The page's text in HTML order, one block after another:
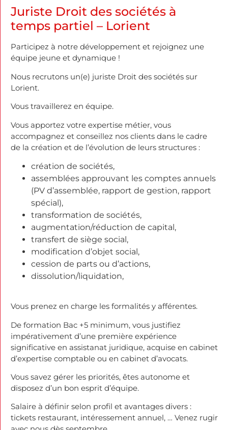
Juriste Droit des sociétés à
temps partiel – Lorient
Participez à notre développement et rejoignez une
équipe jeune et dynamique !
Nous recrutons un(e) juriste Droit des sociétés sur
Lorient.
Vous travaillerez en équipe.
Vous apportez votre expertise métier, vous
accompagnez et conseillez nos clients dans le cadre
de la création et de l’évolution de leurs structures :
création de sociétés,
assemblées approuvant les comptes annuels
(PV d’assemblée, rapport de gestion, rapport
spécial),
transformation de sociétés,
augmentation/réduction de capital,
transfert de siège social,
modification d’objet social,
cession de parts ou d’actions,
dissolution/liquidation,
Vous prenez en charge les formalités y afférentes.
De formation Bac +5 minimum, vous justifiez
impérativement d’une première expérience
significative en assistanat juridique, acquise en cabinet
d’expertise comptable ou en cabinet d’avocats.
Vous savez gérer les priorités, êtes autonome et
disposez d’un bon esprit d’équipe.
Salaire à définir selon profil et avantages divers :
tickets restaurant, intéressement annuel, … Venez rugir